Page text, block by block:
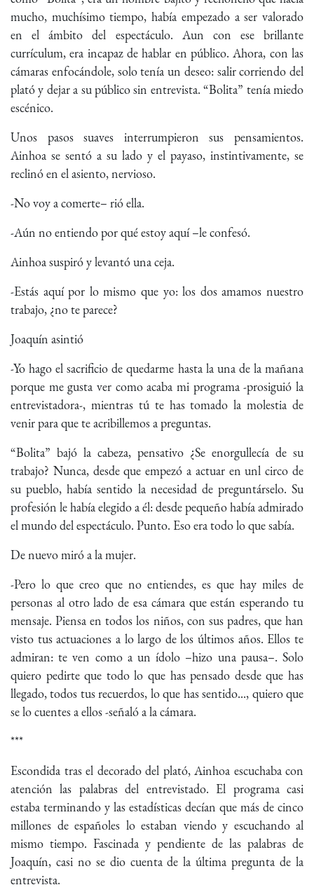
mucho, muchísimo tiempo, había empezado a ser valorado
en el ámbito del espectáculo. Aun con ese brillante
currículum, era incapaz de hablar en público. Ahora, con las
cámaras enfocándole, solo tenía un deseo: salir corriendo del
plató y dejar a su público sin entrevista. “Bolita” tenía miedo
escénico.
Unos pasos suaves interrumpieron sus pensamientos.
Ainhoa se sentó a su lado y el payaso, instintivamente, se
reclinó en el asiento, nervioso.
-No voy a comerte– rió ella.
-Aún no entiendo por qué estoy aquí –le confesó.
Ainhoa suspiró y levantó una ceja.
-Estás aquí por lo mismo que yo: los dos amamos nuestro
trabajo, ¿no te parece?
Joaquín asintió
-Yo hago el sacrificio de quedarme hasta la una de la mañana
porque me gusta ver como acaba mi programa -prosiguió la
entrevistadora-, mientras tú te has tomado la molestia de
venir para que te acribillemos a preguntas.
“Bolita” bajó la cabeza, pensativo ¿Se enorgullecía de su
trabajo? Nunca, desde que empezó a actuar en unl circo de
su pueblo, había sentido la necesidad de preguntárselo. Su
profesión le había elegido a él: desde pequeño había admirado
el mundo del espectáculo. Punto. Eso era todo lo que sabía.
De nuevo miró a la mujer.
-Pero lo que creo que no entiendes, es que hay miles de
personas al otro lado de esa cámara que están esperando tu
mensaje. Piensa en todos los niños, con sus padres, que han
visto tus actuaciones a lo largo de los últimos años. Ellos te
admiran: te ven como a un ídolo –hizo una pausa–. Solo
quiero pedirte que todo lo que has pensado desde que has
llegado, todos tus recuerdos, lo que has sentido..., quiero que
se lo cuentes a ellos -señaló a la cámara.
***
Escondida tras el decorado del plató, Ainhoa escuchaba con
atención las palabras del entrevistado. El programa casi
estaba terminando y las estadísticas decían que más de cinco
millones de españoles lo estaban viendo y escuchando al
mismo tiempo. Fascinada y pendiente de las palabras de
Joaquín, casi no se dio cuenta de la última pregunta de la
entrevista.